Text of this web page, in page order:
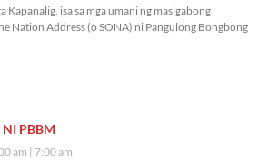
Kapanalig, isa sa mga umani ng masigabong
Nation Address (o SONA) ni Pangulong Bongbong
PBBM
am 7:00 am